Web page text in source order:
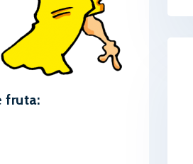
fruta: